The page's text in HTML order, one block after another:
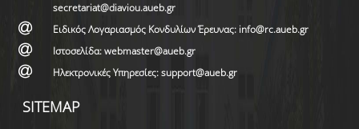
secretariat@diaviou.aueb.gr
Ειδικός Λογαριασμός Κονδυλίων Έρευνας: info@rc.aueb.gr
Ιστοσελίδα: webmaster@aueb.gr
Ηλεκτρονικές Υπηρεσίες: support@aueb.gr
SITEMAP